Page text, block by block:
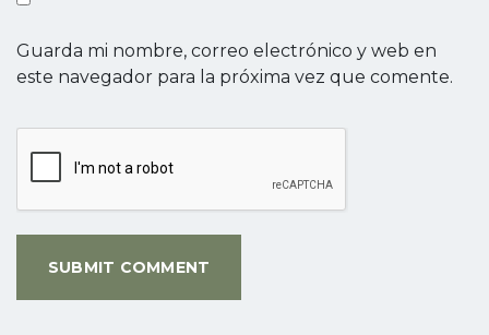
Guarda mi nombre, correo electrónico y web en
este navegador para la próxima vez que comente.